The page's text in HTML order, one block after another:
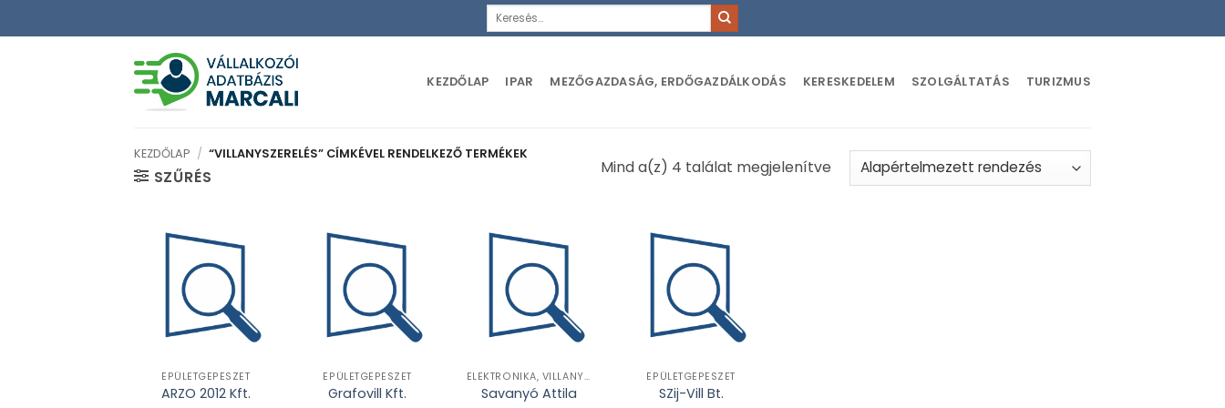
to
Keresés
KEZDŐLAP IPAR MEZŐGAZDASÁG, ERDŐGAZDÁLKODÁS KERESKEDELEM SZOLGÁLTATÁS TURIZMUS
KEZDŐLAP / “VILLANYSZERELÉS” CÍMKÉVEL RENDELKEZŐ TERMÉKEK
SZŰRÉS
Mind a(z) 4 találat megjelenítve
ÉPÜLETGÉPÉSZET
ARZO 2012 Kft.
ÉPÜLETGÉPÉSZET
Grafovill Kft.
ELEKTRONIKA, VILLANYSZERELÉS
Savanyó Attila
ÉPÜLETGÉPÉSZET
SZij-Vill Bt.